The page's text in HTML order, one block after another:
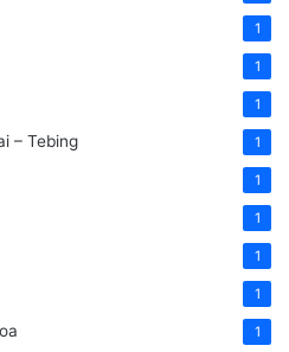
1
1
1
– Tebing 1
1
1
1
1
1